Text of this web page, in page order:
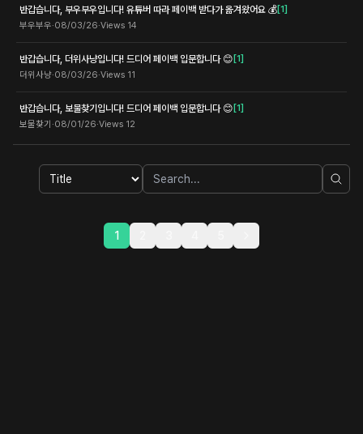
반갑습니다, 부우부우입니다! 유튜버 따라 페이백 받다가 옮겨왔어요 💰[1]
부우부우·08/03/26·Views 14
반갑습니다, 더위사냥입니다! 드디어 페이백 입문합니다 😊 [1]
더위사냥·08/03/26·Views 11
반갑습니다, 보물찾기입니다! 드디어 페이백 입문합니다 😊 [1]
보물찾기 ·08/01/26·Views 12
1